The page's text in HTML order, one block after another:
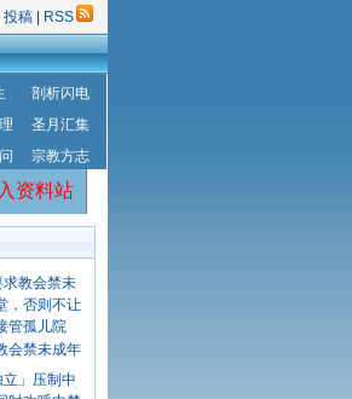
投稿 RSS
剖析闪电
圣月汇集
宗教方志
资料站
会禁未成年